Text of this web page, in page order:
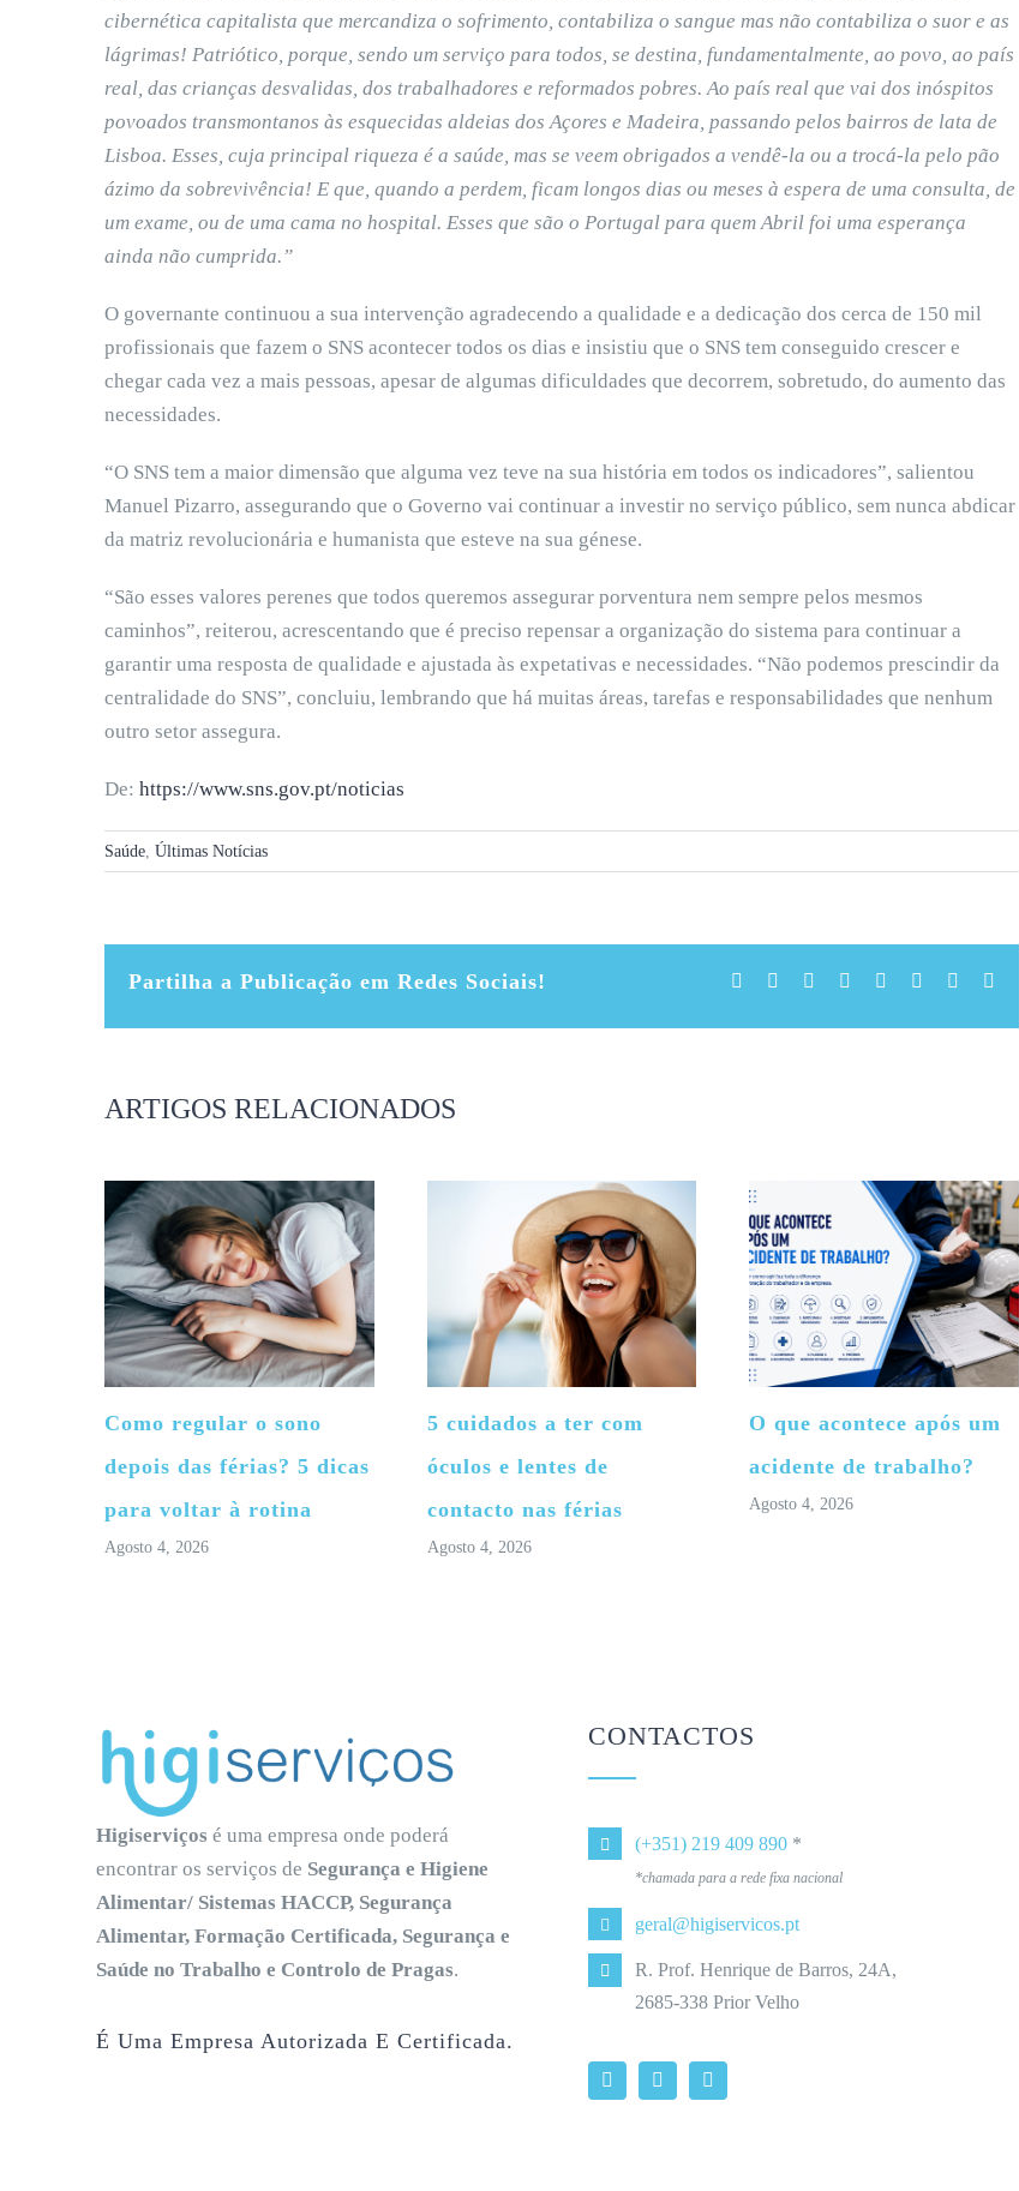
cibernética capitalista que mercandiza o sofrimento, contabiliza o sangue mas não contabiliza o suor e as
lágrimas! Patriótico, porque, sendo um serviço para todos, se destina, fundamentalmente, ao povo, ao país
real, das crianças desvalidas, dos trabalhadores e reformados pobres. Ao país real que vai dos inóspitos
povoados transmontanos às esquecidas aldeias dos Açores e Madeira, passando pelos bairros de lata de
Lisboa. Esses, cuja principal riqueza é a saúde, mas se veem obrigados a vendê-la ou a trocá-la pelo pão
ázimo da sobrevivência! E que, quando a perdem, ficam longos dias ou meses à espera de uma consulta, de
um exame, ou de uma cama no hospital. Esses que são o Portugal para quem Abril foi uma esperança
ainda não cumprida.”
O governante continuou a sua intervenção agradecendo a qualidade e a dedicação dos cerca de 150 mil
profissionais que fazem o SNS acontecer todos os dias e insistiu que o SNS tem conseguido crescer e
chegar cada vez a mais pessoas, apesar de algumas dificuldades que decorrem, sobretudo, do aumento das
necessidades.
“O SNS tem a maior dimensão que alguma vez teve na sua história em todos os indicadores”, salientou
Manuel Pizarro, assegurando que o Governo vai continuar a investir no serviço público, sem nunca abdicar
da matriz revolucionária e humanista que esteve na sua génese.
“São esses valores perenes que todos queremos assegurar porventura nem sempre pelos mesmos
caminhos”, reiterou, acrescentando que é preciso repensar a organização do sistema para continuar a
garantir uma resposta de qualidade e ajustada às expetativas e necessidades. “Não podemos prescindir da
centralidade do SNS”, concluiu, lembrando que há muitas áreas, tarefas e responsabilidades que nenhum
outro setor assegura.
De: https://www.sns.gov.pt/noticias
Saúde, Últimas Notícias
Partilha a Publicação em Redes Sociais! Facebook Reddit LinkedIn
TumblrPinterest
ARTIGOS RELACIONADOS
Como regular o sono
depois das férias? 5 dicas
para voltar à rotina
Agosto 4, 2026
5 cuidados a ter com
óculos e lentes de
contacto nas férias
Agosto 4, 2026
O que acontece após um
acidente de trabalho?
Agosto 4, 2026
Higiserviços é uma empresa onde poderá
encontrar os serviços de Segurança e Higiene
Alimentar/ Sistemas HACCP, Segurança
Alimentar, Formação Certificada, Segurança e
Saúde no Trabalho e Controlo de Pragas.
É Uma Empresa Autorizada E Certificada.
CONTACTOS
(+351) 219 409 890*
*chamada para a rede fixa nacional
geral@higiservicos.pt
R. Prof. Henrique de Barros, 24A,
2685-338 Prior Velho